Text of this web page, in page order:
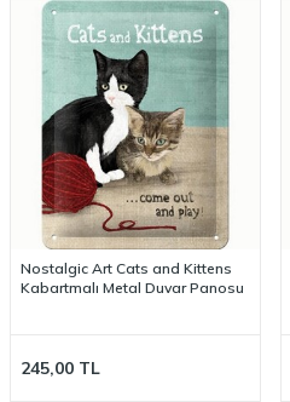
Nostalgic Art Cats and Kittens
Kabartmalı Metal Duvar Panosu
245,00 TL